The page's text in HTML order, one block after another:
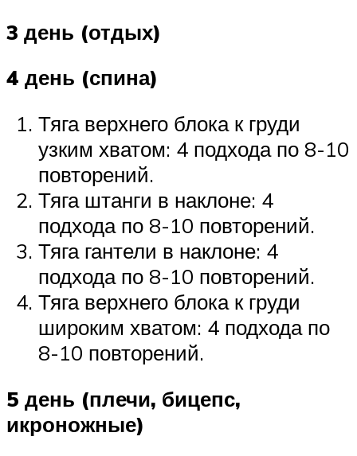
3 день (отдых)
4 день (спина)
Тяга верхнего блока к груди
узким хватом: 4 подхода по 8-10
повторений.
Тяга штанги в наклоне: 4
подхода по 8-10 повторений.
Тяга гантели в наклоне: 4
подхода по 8-10 повторений.
Тяга верхнего блока к груди
широким хватом: 4 подхода по
8-10 повторений.
5 день (плечи, бицепс,
икроножные)